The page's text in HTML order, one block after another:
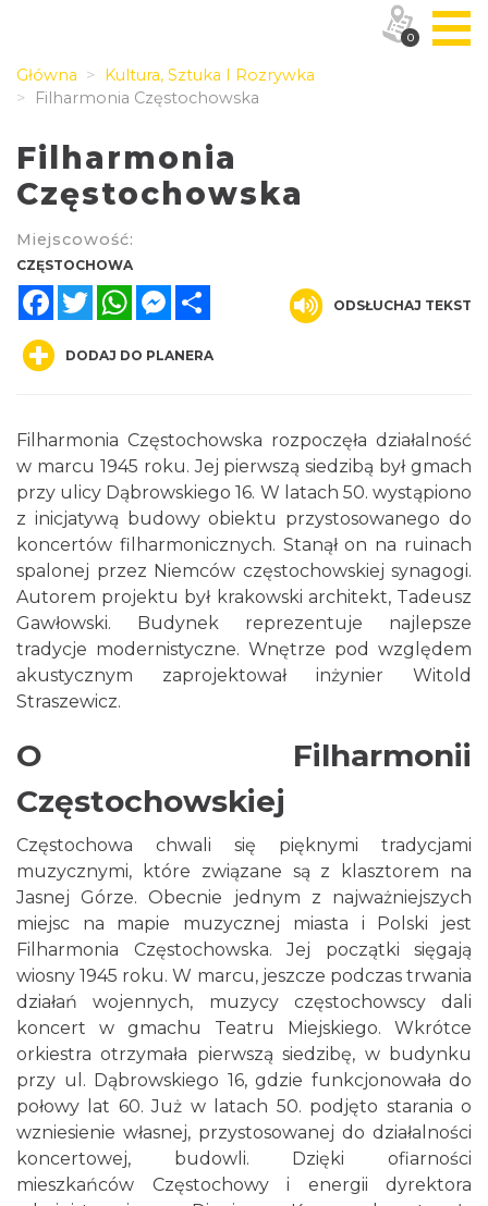
Główna
Kultura, Sztuka I Rozrywka
Filharmonia Częstochowska
Filharmonia
Częstochowska
Miejscowość:
CZĘSTOCHOWA
FacebookTwitterWhatsAppMessenger
ODSŁUCHAJ TEKST
DODAJ DO PLANERA
Filharmonia Częstochowska rozpoczęła działalność
w marcu 1945 roku. Jej pierwszą siedzibą był gmach
przy ulicy Dąbrowskiego 16. W latach 50. wystąpiono
z inicjatywą budowy obiektu przystosowanego do
koncertów filharmonicznych. Stanął on na ruinach
spalonej przez Niemców częstochowskiej synagogi.
Autorem projektu był krakowski architekt, Tadeusz
Gawłowski. Budynek reprezentuje najlepsze
tradycje modernistyczne. Wnętrze pod względem
akustycznym zaprojektował inżynier Witold
Straszewicz.
O Filharmonii
Częstochowskiej
Częstochowa chwali się pięknymi tradycjami
muzycznymi, które związane są z klasztorem na
Jasnej Górze. Obecnie jednym z najważniejszych
miejsc na mapie muzycznej miasta i Polski jest
Filharmonia Częstochowska. Jej początki sięgają
wiosny 1945 roku. W marcu, jeszcze podczas trwania
działań wojennych, muzycy częstochowscy dali
koncert w gmachu Teatru Miejskiego. Wkrótce
orkiestra otrzymała pierwszą siedzibę, w budynku
przy ul. Dąbrowskiego 16, gdzie funkcjonowała do
połowy lat 60. Już w latach 50. podjęto starania o
wzniesienie własnej, przystosowanej do działalności
koncertowej, budowli. Dzięki ofiarności
mieszkańców Częstochowy i energii dyrektora
0